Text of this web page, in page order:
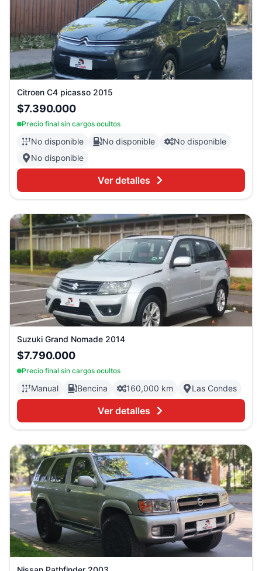
Citroen C4 picasso 2015
$7.390.000
Precio final sin cargos ocultos
No disponible No disponible
No disponible
No disponible
Ver detalles
Suzuki Grand Nomade 2014
$7.790.000
Precio final sin cargos ocultos
Manual Bencina 160,000 km Las Condes
Ver detalles